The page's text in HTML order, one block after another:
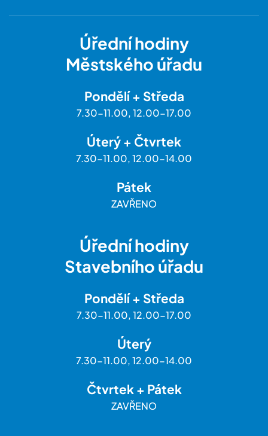
Úřední hodiny
Městského úřadu
Pondělí + Středa
7.30-11.00, 12.00-17.00
Úterý + Čtvrtek
7.30-11.00, 12.00-14.00
Pátek
ZAVŘENO
Úřední hodiny
Stavebního úřadu
Pondělí + Středa
7.30-11.00, 12.00-17.00
Úterý
7.30-11.00, 12.00-14.00
Čtvrtek + Pátek
ZAVŘENO